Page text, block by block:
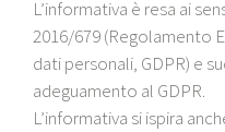
L’informativa è resa ai
2016/679 (Regolamento
dati personali, GDPR) e
adeguamento al GDPR.
L’informativa si ispira